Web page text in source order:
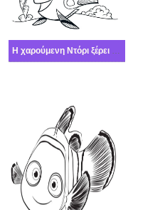
Η χαρούμενη Ντόρι ξέρει πάντα μια διέξοδο από οποιαδήποτε